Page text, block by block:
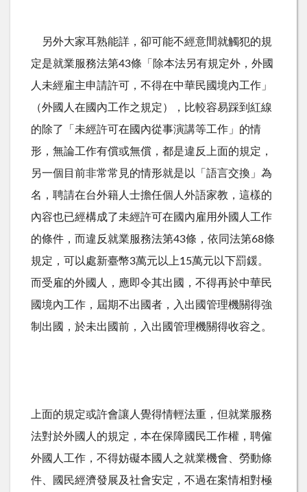
另外大家耳熟能詳，卻可能不經意間就觸犯的規
定是就業服務法第43條「除本法另有規定外，外國
人未經雇主申請許可，不得在中華民國境內工作」
（外國人在國內工作之規定），比較容易踩到紅線
的除了「未經許可在國內從事演講等工作」的情
形，無論工作有償或無償，都是違反上面的規定，
另一個目前非常常見的情形就是以「語言交換」為
名，聘請在台外籍人士擔任個人外語家教，這樣的
內容也已經構成了未經許可在國內雇用外國人工作
的條件，而違反就業服務法第43條，依同法第68條
規定，可以處新臺幣3萬元以上15萬元以下罰鍰。
而受雇的外國人，應即令其出國，不得再於中華民
國境內工作，屆期不出國者，入出國管理機關得強
制出國，於未出國前，入出國管理機關得收容之。
上面的規定或許會讓人覺得情輕法重，但就業服務
法對於外國人的規定，本在保障國民工作權，聘僱
外國人工作，不得妨礙本國人之就業機會、勞動條
件、國民經濟發展及社會安定，不過在案情相對極